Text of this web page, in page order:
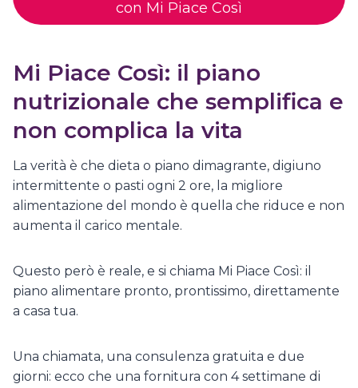
con Mi Piace Così
Mi Piace Così: il piano
nutrizionale che semplifica e
non complica la vita
La verità è che dieta o piano dimagrante, digiuno
intermittente o pasti ogni 2 ore, la migliore
alimentazione del mondo è quella che riduce e non
aumenta il carico mentale.
Questo però è reale, e si chiama Mi Piace Così: il
piano alimentare pronto, prontissimo, direttamente
a casa tua.
Una chiamata, una consulenza gratuita e due
giorni: ecco che una fornitura con 4 settimane di